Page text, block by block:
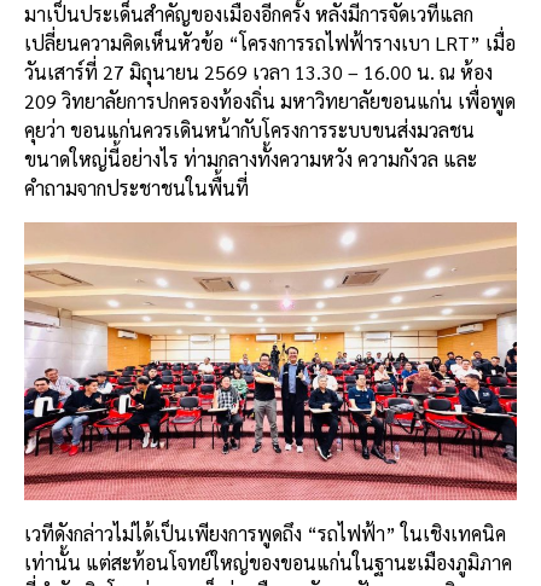
มาเป็นประเด็นสำคัญของเมืองอีกครั้ง หลังมีการจัดเวทีแลก
เปลี่ยนความคิดเห็นหัวข้อ “โครงการรถไฟฟ้ารางเบา LRT” เมื่อ
วันเสาร์ที่ 27 มิถุนายน 2569 เวลา 13.30 – 16.00 น. ณ ห้อง
209 วิทยาลัยการปกครองท้องถิ่น มหาวิทยาลัยขอนแก่น เพื่อพูด
คุยว่า ขอนแก่นควรเดินหน้ากับโครงการระบบขนส่งมวลชน
ขนาดใหญ่นี้อย่างไร ท่ามกลางทั้งความหวัง ความกังวล และ
คำถามจากประชาชนในพื้นที่
เวทีดังกล่าวไม่ได้เป็นเพียงการพูดถึง “รถไฟฟ้า” ในเชิงเทคนิค
เท่านั้น แต่สะท้อนโจทย์ใหญ่ของขอนแก่นในฐานะเมืองภูมิภาค